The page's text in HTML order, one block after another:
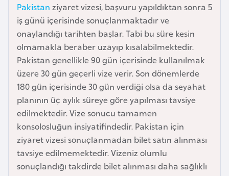
Pakistan ziyaret vizesi, başvuru yapıldıktan sonra 5
iş günü içerisinde sonuçlanmaktadır ve
onaylandığı tarihten başlar. Tabi bu süre kesin
olmamakla beraber uzayıp kısalabilmektedir.
Pakistan genellikle 90 gün içerisinde kullanılmak
üzere 30 gün geçerli vize verir. Son dönemlerde
180 gün içerisinde 30 gün verdiği olsa da seyahat
planının üç aylık süreye göre yapılması tavsiye
edilmektedir. Vize sonucu tamamen
konsolosluğun insiyatifindedir. Pakistan için
ziyaret vizesi sonuçlanmadan bilet satın alınması
tavsiye edilmemektedir. Vizeniz olumlu
sonuçlandığı takdirde bilet alınması daha sağlıklı
B
e
l
ç
i
k
a
B
e
n